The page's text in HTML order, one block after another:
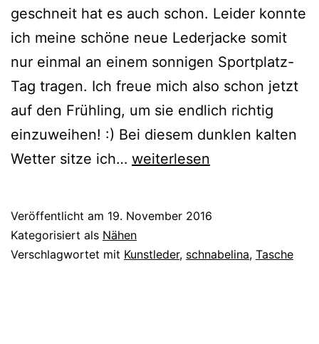
geschneit hat es auch schon. Leider konnte
ich meine schöne neue Lederjacke somit
nur einmal an einem sonnigen Sportplatz-
Tag tragen. Ich freue mich also schon jetzt
auf den Frühling, um sie endlich richtig
einzuweihen! :) Bei diesem dunklen kalten
Wetter sitze ich… {genäht}
weiterlesen
Veröffentlicht am 19. November 2016
Kategorisiert als Nähen
Verschlagwortet mit Kunstleder, schnabelina, Tasche